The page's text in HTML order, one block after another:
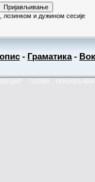
лозинком и дужином сесије
- Граматика-